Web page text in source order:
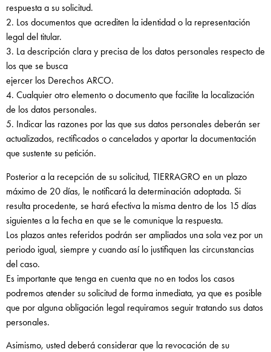
respuesta a su solicitud.
2. Los documentos que acrediten la identidad o la representación
legal del titular.
3. La descripción clara y precisa de los datos personales respecto de
los que se busca
ejercer los Derechos ARCO.
4. Cualquier otro elemento o documento que facilite la localización
de los datos personales.
5. Indicar las razones por las que sus datos personales deberán ser
actualizados, rectificados o cancelados y aportar la documentación
que sustente su petición.
Posterior a la recepción de su solicitud, TIERRAGRO en un plazo
máximo de 20 días, le notificará la determinación adoptada. Si
resulta procedente, se hará efectiva la misma dentro de los 15 días
siguientes a la fecha en que se le comunique la respuesta.
Los plazos antes referidos podrán ser ampliados una sola vez por un
periodo igual, siempre y cuando así lo justifiquen las circunstancias
del caso.
Es importante que tenga en cuenta que no en todos los casos
podremos atender su solicitud de forma inmediata, ya que es posible
que por alguna obligación legal requiramos seguir tratando sus datos
personales.
Asimismo, usted deberá considerar que la revocación de su